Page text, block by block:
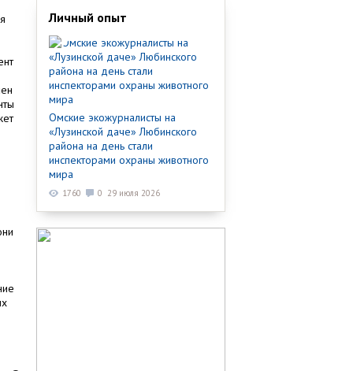
Личный опыт
Омские экожурналисты на
«Лузинской даче» Любинского
района на день стали
инспекторами охраны животного
мира
1760 0 29 июля 2026